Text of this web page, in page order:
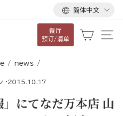
语
言
简体中文
餐厅
预订/清单
大车
/ news /
·2015.10.17
にてなだ万本店 山